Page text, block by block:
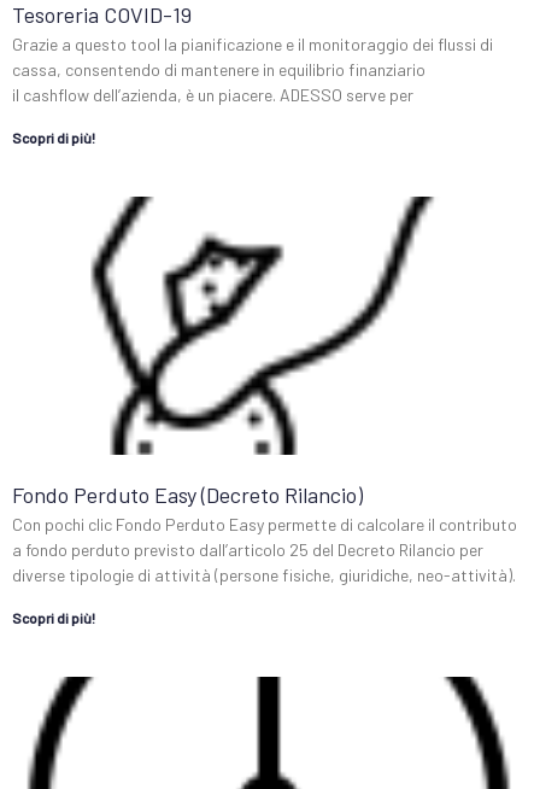
Tesoreria COVID-19
Grazie a questo tool la pianificazione e il monitoraggio dei flussi di
cassa, consentendo di mantenere in equilibrio finanziario
il cashflow dell’azienda, è un piacere. ADESSO serve per
Scopri di più!
Fondo Perduto Easy (Decreto Rilancio)
Con pochi clic Fondo Perduto Easy permette di calcolare il contributo
a fondo perduto previsto dall’articolo 25 del Decreto Rilancio per
diverse tipologie di attività (persone fisiche, giuridiche, neo-attività).
Scopri di più!